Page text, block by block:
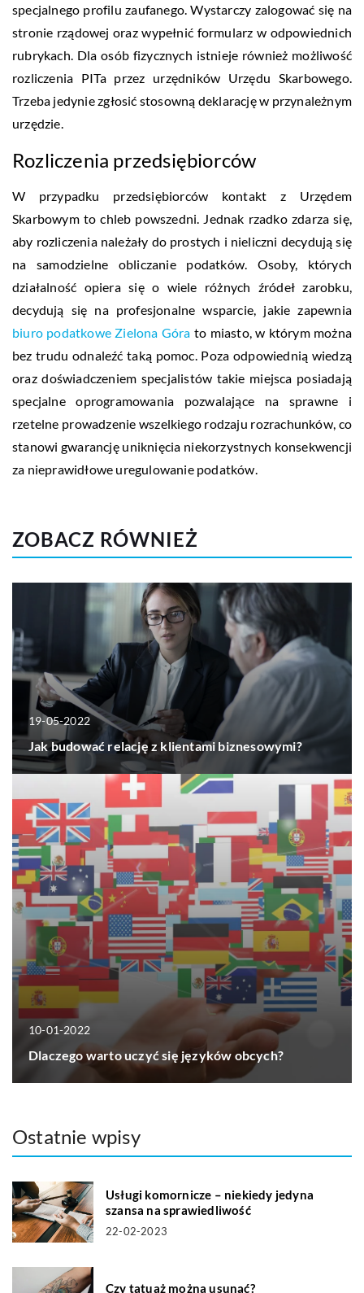
specjalnego profilu zaufanego. Wystarczy zalogować się na
stronie rządowej oraz wypełnić formularz w odpowiednich
rubrykach. Dla osób fizycznych istnieje również możliwość
rozliczenia PITa przez urzędników Urzędu Skarbowego.
Trzeba jedynie zgłosić stosowną deklarację w przynależnym
urzędzie.
Rozliczenia przedsiębiorców
W przypadku przedsiębiorców kontakt z Urzędem
Skarbowym to chleb powszedni. Jednak rzadko zdarza się,
aby rozliczenia należały do prostych i nieliczni decydują się
na samodzielne obliczanie podatków. Osoby, których
działalność opiera się o wiele różnych źródeł zarobku,
decydują się na profesjonalne wsparcie, jakie zapewnia
biuro podatkowe Zielona Góra to miasto, w którym można
bez trudu odnaleźć taką pomoc. Poza odpowiednią wiedzą
oraz doświadczeniem specjalistów takie miejsca posiadają
specjalne oprogramowania pozwalające na sprawne i
rzetelne prowadzenie wszelkiego rodzaju rozrachunków, co
stanowi gwarancję uniknięcia niekorzystnych konsekwencji
za nieprawidłowe uregulowanie podatków.
ZOBACZ RÓWNIEŻ
19-05-2022
Jak budować relację z klientami biznesowymi?
10-01-2022
Dlaczego warto uczyć się języków obcych?
Ostatnie wpisy
Usługi komornicze – niekiedy jedyna
szansa na sprawiedliwość
22-02-2023
Czy tatuaż można usunąć?